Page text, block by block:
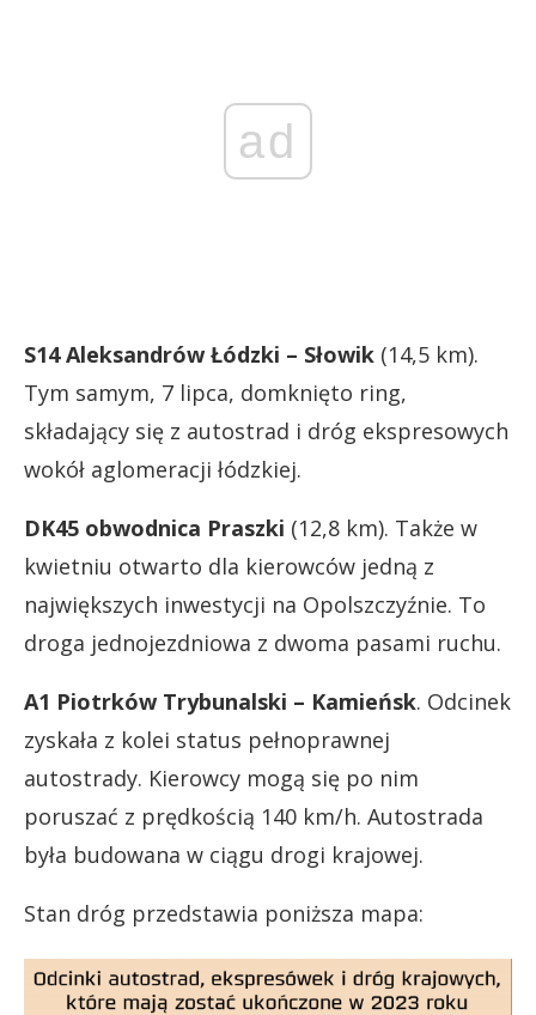
ad
S14 Aleksandrów Łódzki – Słowik (14,5 km).
Tym samym, 7 lipca, domknięto ring,
składający się z autostrad i dróg ekspresowych
wokół aglomeracji łódzkiej.
DK45 obwodnica Praszki (12,8 km). Także w
kwietniu otwarto dla kierowców jedną z
największych inwestycji na Opolszczyźnie. To
droga jednojezdniowa z dwoma pasami ruchu.
A1 Piotrków Trybunalski – Kamieńsk. Odcinek
zyskała z kolei status pełnoprawnej
autostrady. Kierowcy mogą się po nim
poruszać z prędkością 140 km/h. Autostrada
była budowana w ciągu drogi krajowej.
Stan dróg przedstawia poniższa mapa: